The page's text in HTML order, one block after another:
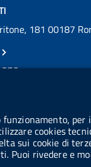
cookies
sui cookie di
rivedere e
181 00187
97345810580
AIFA: aifa_rm
UCB: UFE1TR